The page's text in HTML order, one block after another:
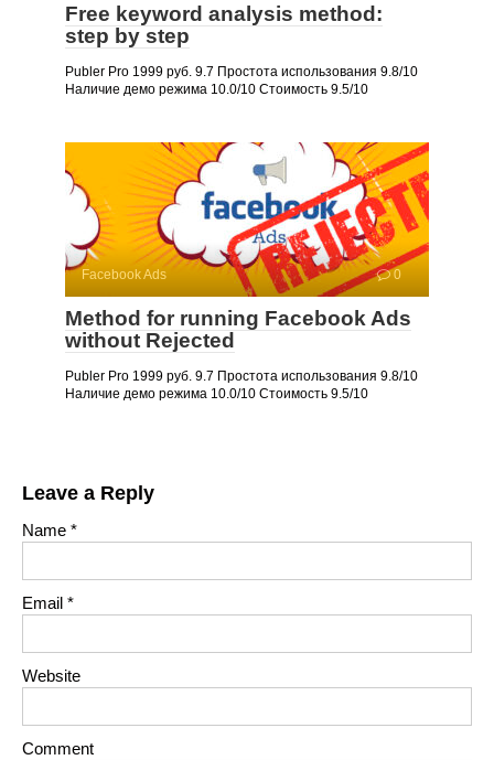
Free keyword analysis method:
step by step
Publer Pro 1999 руб. 9.7 Простота использования 9.8/10
Наличие демо режима 10.0/10 Стоимость 9.5/10
Facebook Ads 0
Method for running Facebook Ads
without Rejected
Publer Pro 1999 руб. 9.7 Простота использования 9.8/10
Наличие демо режима 10.0/10 Стоимость 9.5/10
Leave a Reply
Name *
Email *
Website
Comment